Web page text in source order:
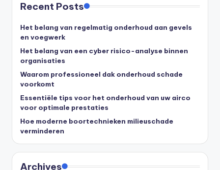
Recent Posts
Het belang van regelmatig onderhoud aan gevels
en voegwerk
Het belang van een cyber risico-analyse binnen
organisaties
Waarom professioneel dak onderhoud schade
voorkomt
Essentiële tips voor het onderhoud van uw airco
voor optimale prestaties
Hoe moderne boortechnieken milieuschade
verminderen
Archives